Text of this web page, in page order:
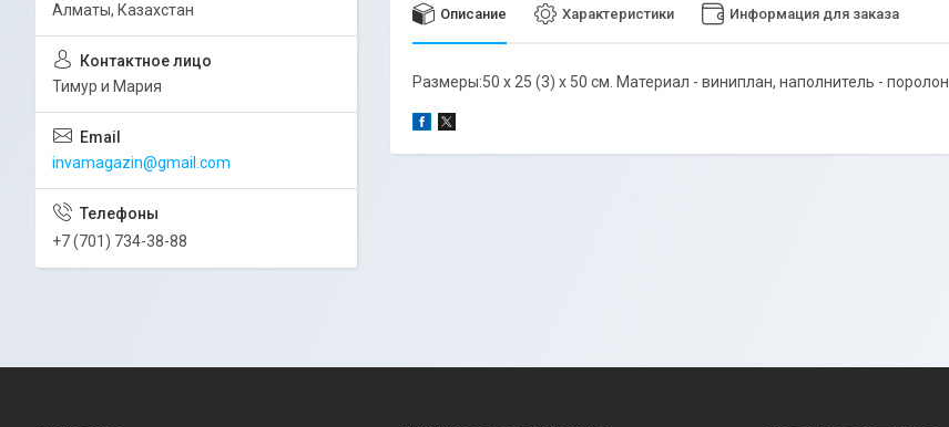
Описание Характеристики Информация для заказа
Размеры:50 х 25 (3) х 50 см. Материал - виниплан, наполнитель - поролон.
Алматы, Казахстан
Тимур и Мария
invamagazin@gmail.com
+7 (701) 734-38-88